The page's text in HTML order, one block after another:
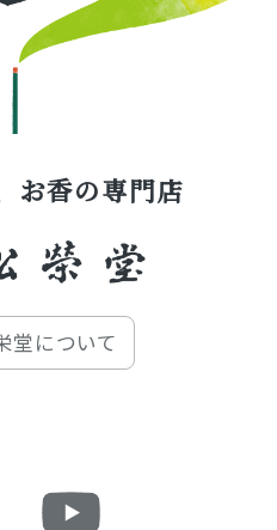
お香の専門店
堂について